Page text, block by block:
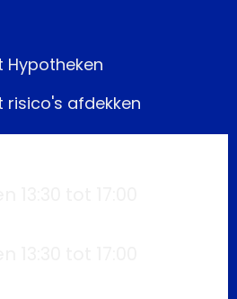
Hypotheken
risico's afdekken